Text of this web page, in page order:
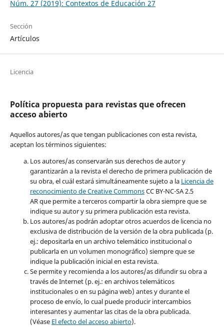
Núm. 27 (2019): Contextos de Educación 27
Sección
Artículos
Licencia
Política propuesta para revistas que ofrecen
acceso abierto
Aquellos autores/as que tengan publicaciones con esta revista,
aceptan los términos siguientes:
Los autores/as conservarán sus derechos de autor y
garantizarán a la revista el derecho de primera publicación de
su obra, el cuál estará simultáneamente sujeto a la Licencia de
reconocimiento de Creative CommonsCC BY-NC-SA 2.5
AR que permite a terceros compartir la obra siempre que se
indique su autor y su primera publicación esta revista.
Los autores/as podrán adoptar otros acuerdos de licencia no
exclusiva de distribución de la versión de la obra publicada (p.
ej.: depositarla en un archivo telemático institucional o
publicarla en un volumen monográfico) siempre que se
indique la publicación inicial en esta revista.
Se permite y recomienda a los autores/as difundir su obra a
través de Internet (p. ej.: en archivos telemáticos
institucionales o en su página web) antes y durante el
proceso de envío, lo cual puede producir intercambios
interesantes y aumentar las citas de la obra publicada.
(Véase El efecto del acceso abierto).